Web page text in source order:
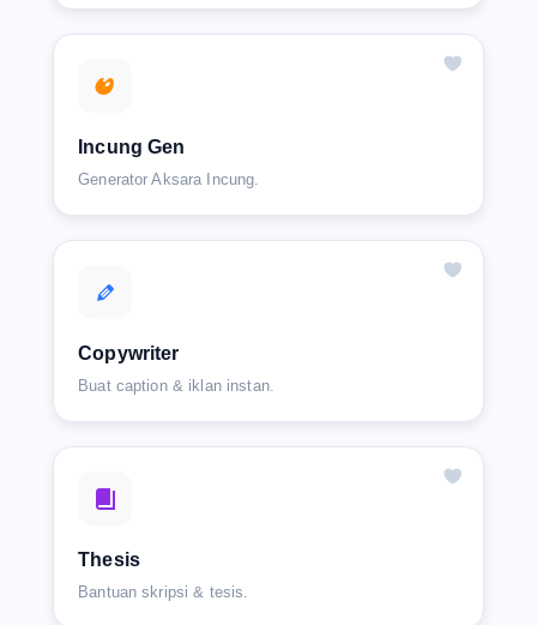
Incung Gen
Generator Aksara Incung.
Copywriter
Buat caption & iklan instan.
Thesis
Bantuan skripsi & tesis.